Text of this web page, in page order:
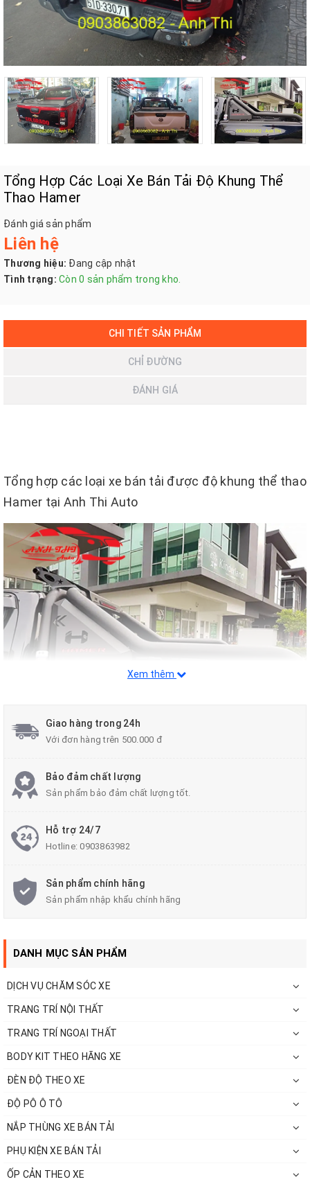
Tổng Hợp Các Loại Xe Bán Tải Độ Khung Thể
Thao Hamer
Đánh giá sản phẩm
Liên hệ
Thương hiệu: Đang cập nhật
Tình trạng: Còn 0 sản phẩm trong kho.
CHI TIẾT SẢN PHẨM
CHỈ ĐƯỜNG
ĐÁNH GIÁ
Tổng hợp các loại xe bán tải được độ khung thể thao
Hamer tại Anh Thi Auto
Xem thêm
Giao hàng trong 24h
Với đơn hàng trên 500.000 đ
Bảo đảm chất lượng
Sản phẩm bảo đảm chất lượng tốt.
Hỗ trợ 24/7
Hotline:0903863982
Sản phẩm chính hãng
Sản phẩm nhập khẩu chính hãng
DANH MỤC SẢN PHẨM
DỊCH VỤ CHĂM SÓC XE
TRANG TRÍ NỘI THẤT
TRANG TRÍ NGOẠI THẤT
BODY KIT THEO HÃNG XE
ĐÈN ĐỘ THEO XE
ĐỘ PÔ Ô TÔ
NẮP THÙNG XE BÁN TẢI
PHỤ KIỆN XE BÁN TẢI
ỐP CẢN THEO XE